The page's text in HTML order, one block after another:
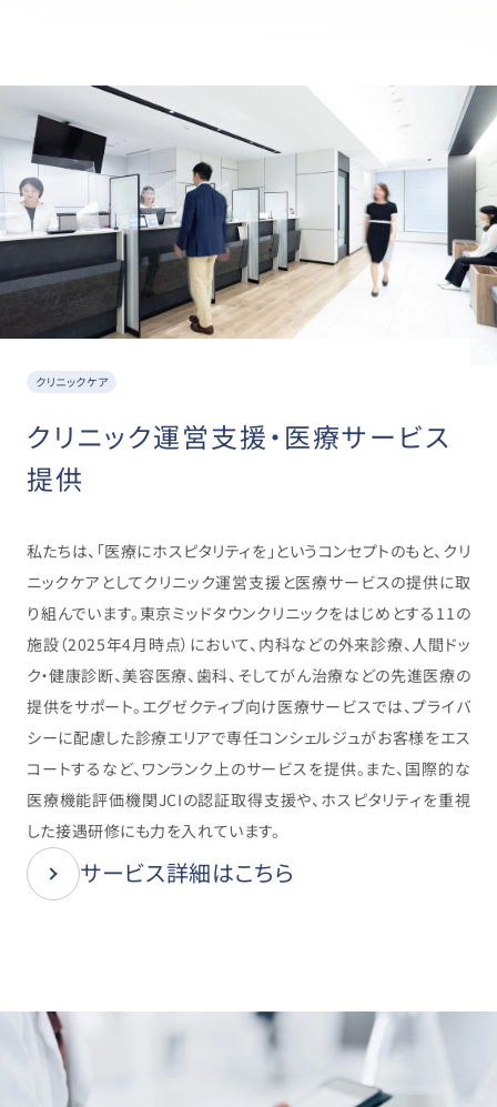
クリニックケア
クリニック運営支援・医療サービス
提供
私たちは、「医療にホスピタリティを」というコンセプトのもと、クリ
ニックケアとしてクリニック運営支援と医療サービスの提供に取
り組んでいます。東京ミッドタウンクリニックをはじめとする11の
施設（2025年4月時点）において、内科などの外来診療、人間ドッ
ク・健康診断、美容医療、歯科、そしてがん治療などの先進医療の
提供をサポート。エグゼクティブ向け医療サービスでは、プライバ
シーに配慮した診療エリアで専任コンシェルジュがお客様をエス
コートするなど、ワンランク上のサービスを提供。また、国際的な
医療機能評価機関JCIの認証取得支援や、ホスピタリティを重視
した接遇研修にも力を入れています。
サービス詳細はこちら